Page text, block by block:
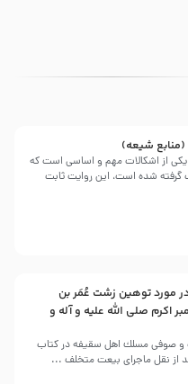
شیعه)
از اشکالات مهم و اساسی است که
گرفته شده است، این روایت ثابت
در مورد توهین زشت عُمَر بن
اکرم صلی الله علیه و آله و
و صوفی مسلك اهل سقيفه در کتاب
از نقل ماجرای بیعت متخلف ...